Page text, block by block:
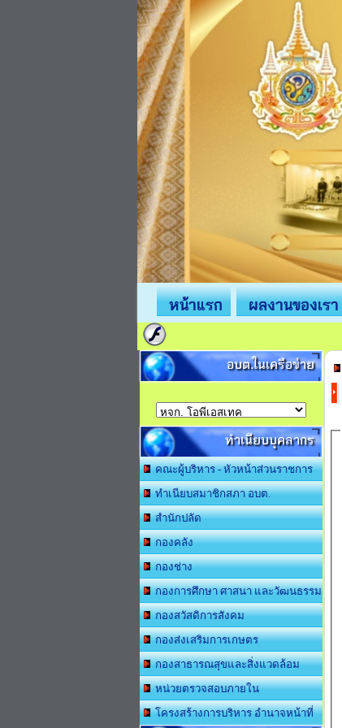
หน้าแรก ผลงานของเรา
อบต.ในเครือข่าย
ทำเนียบบุคลากร
คณะผู้บริหาร - หัวหน้าส่วนราชการ
ทำเนียบสมาชิกสภา อบต.
สำนักปลัด
กองคลัง
กองช่าง
กองการศึกษา ศาสนา และวัฒนธรรม
กองสวัสดิการสังคม
กองส่งเสริมการเกษตร
กองสาธารณสุขและสิ่งแวดล้อม
หน่วยตรวจสอบภายใน
โครงสร้างการบริหาร อำนาจหน้าที่